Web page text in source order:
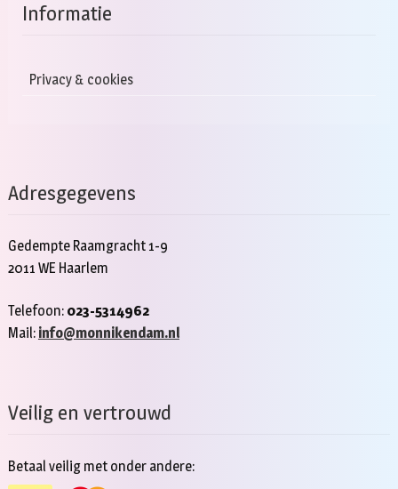
Informatie
Privacy & cookies
Adresgegevens
Gedempte Raamgracht 1-9
2011 WE Haarlem
Telefoon: 023-5314962
Mail: info@monnikendam.nl
Veilig en vertrouwd
Betaal veilig met onder andere: